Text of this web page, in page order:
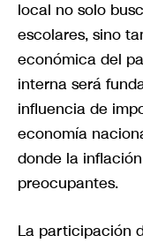
local no solo
escolares, sino
económica del
interna será
influencia de
economía
donde la
preocupantes.
La participación